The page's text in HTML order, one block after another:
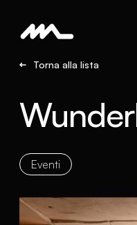
Torna alla lista
Eventi